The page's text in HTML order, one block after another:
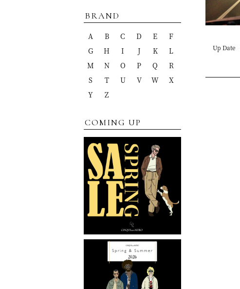
Up Date
BRAND
A B C D E
F
G
H I J K
L
M
N O P Q
R
S
T U V W
X
Y
Z
COMING UP